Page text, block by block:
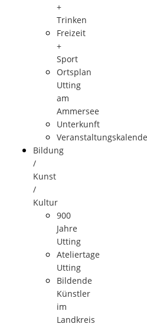
+
Trinken
Freizeit
+
Sport
Ortsplan
Utting
am
Ammersee
Unterkunft
Bildung
/
Kunst
/
Kultur
900
Jahre
Utting
Ateliertage
Utting
Bildende
Künstler
im
Landkreis